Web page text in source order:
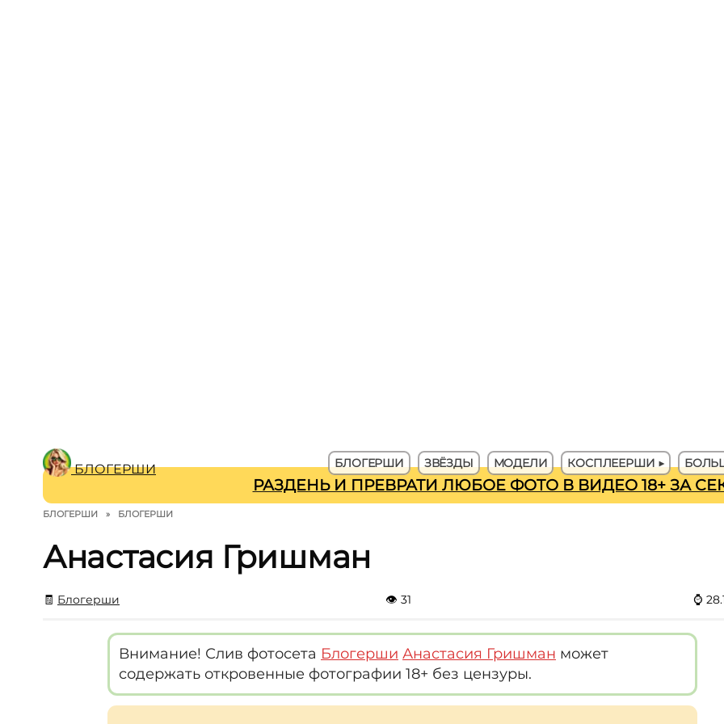
БЛОГЕРШИ БЛОГЕРШИ ЗВЁЗДЫ МОДЕЛИ КОСПЛЕЕРШИ ▶
РАЗДЕНЬ И ПРЕВРАТИ ЛЮБОЕ ФОТО В ВИДЕО 18+ ЗА
БЛОГЕРШИ » БЛОГЕРШИ
Анастасия Гришман
🧾 Блогерши 👁 31 ⌚
Внимание! Слив фотосета Блогерши Анастасия Гришман может
содержать откровенные фотографии 18+ без цензуры.